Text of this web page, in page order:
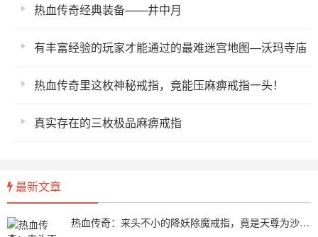
热血传奇经典装备——井中月
有丰富经验的玩家才能通过的最难迷宫地图—沃玛寺庙
热血传奇里这枚神秘戒指，竟能压麻痹戒指一头！
真实存在的三枚极品麻痹戒指
最新文章
热血传奇：来头不小的降妖除魔戒指，竟是天尊为沙巴克勇士打造的的全属性神戒（上）